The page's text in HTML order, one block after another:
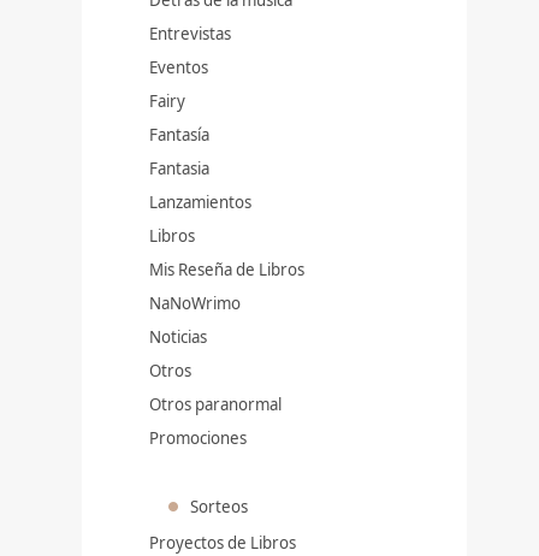
Entrevistas
Eventos
Fairy
Fantasía
Fantasia
Lanzamientos
Libros
Mis Reseña de Libros
NaNoWrimo
Noticias
Otros
Otros paranormal
Promociones
Sorteos
Proyectos de Libros